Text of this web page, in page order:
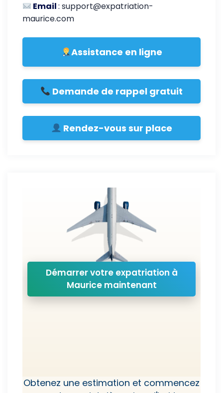
Email:support@expatriation-
maurice.com
Assistance en ligne
Demande de rappel gratuit
Rendez-vous sur place
Démarrer votre expatriation à
Maurice maintenant
Obtenez une estimation et commencez